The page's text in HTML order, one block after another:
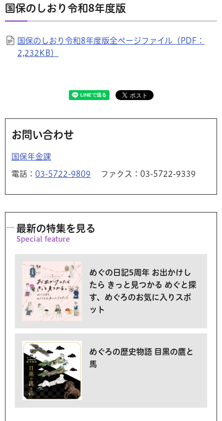
国保のしおり令和8年度版
国保のしおり令和8年度版全ページファイル（PDF：
2,232KB）
お問い合わせ
国保年金課
電話： 03-5722-9809 ファクス：03-5722-9339
最新の特集を見る
めぐの日記5周年 お出かけし
たら きっと見つかる めぐと探
す、めぐろのお気に入りスポ
ット
めぐろの歴史物語 目黒の鷹と
馬